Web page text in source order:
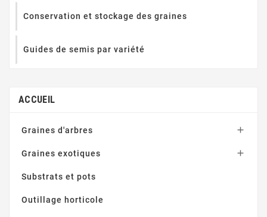
Conservation et stockage des graines
Guides de semis par variété
ACCUEIL
Graines d'arbres 
Graines exotiques 
Substrats et pots
Outillage horticole